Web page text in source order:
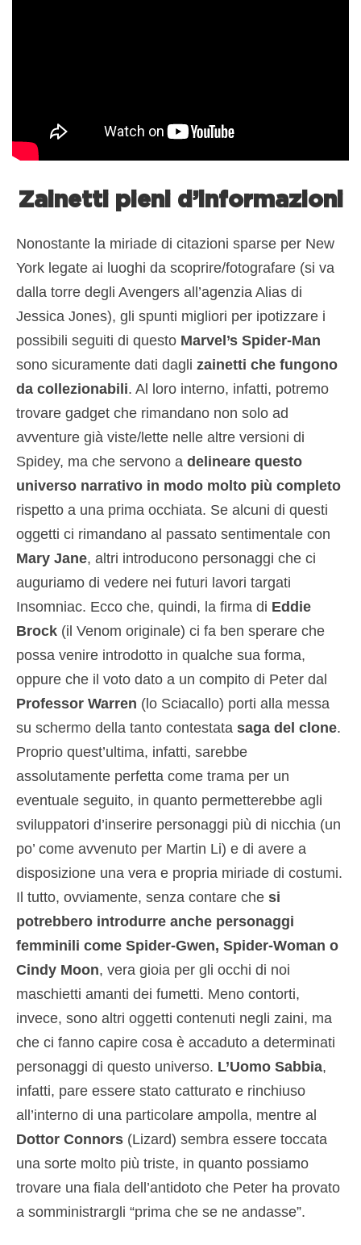
Zainetti pieni d’informazioni
Nonostante la miriade di citazioni sparse per New
York legate ai luoghi da scoprire/fotografare (si va
dalla torre degli Avengers all’agenzia Alias di
Jessica Jones), gli spunti migliori per ipotizzare i
possibili seguiti di questo Marvel’s Spider-Man
sono sicuramente dati dagli zainetti che fungono
da collezionabili. Al loro interno, infatti, potremo
trovare gadget che rimandano non solo ad
avventure già viste/lette nelle altre versioni di
Spidey, ma che servono a delineare questo
universo narrativo in modo molto più completo
rispetto a una prima occhiata. Se alcuni di questi
oggetti ci rimandano al passato sentimentale con
Mary Jane, altri introducono personaggi che ci
auguriamo di vedere nei futuri lavori targati
Insomniac. Ecco che, quindi, la firma di Eddie
Brock (il Venom originale) ci fa ben sperare che
possa venire introdotto in qualche sua forma,
oppure che il voto dato a un compito di Peter dal
Professor Warren (lo Sciacallo) porti alla messa
su schermo della tanto contestata saga del clone.
Proprio quest’ultima, infatti, sarebbe
assolutamente perfetta come trama per un
eventuale seguito, in quanto permetterebbe agli
sviluppatori d’inserire personaggi più di nicchia (un
po’ come avvenuto per Martin Li) e di avere a
disposizione una vera e propria miriade di costumi.
Il tutto, ovviamente, senza contare che si
potrebbero introdurre anche personaggi
femminili come Spider-Gwen, Spider-Woman o
Cindy Moon, vera gioia per gli occhi di noi
maschietti amanti dei fumetti. Meno contorti,
invece, sono altri oggetti contenuti negli zaini, ma
che ci fanno capire cosa è accaduto a determinati
personaggi di questo universo. L’Uomo Sabbia,
infatti, pare essere stato catturato e rinchiuso
all’interno di una particolare ampolla, mentre al
Dottor Connors (Lizard) sembra essere toccata
una sorte molto più triste, in quanto possiamo
trovare una fiala dell’antidoto che Peter ha provato
a somministrargli “prima che se ne andasse”.